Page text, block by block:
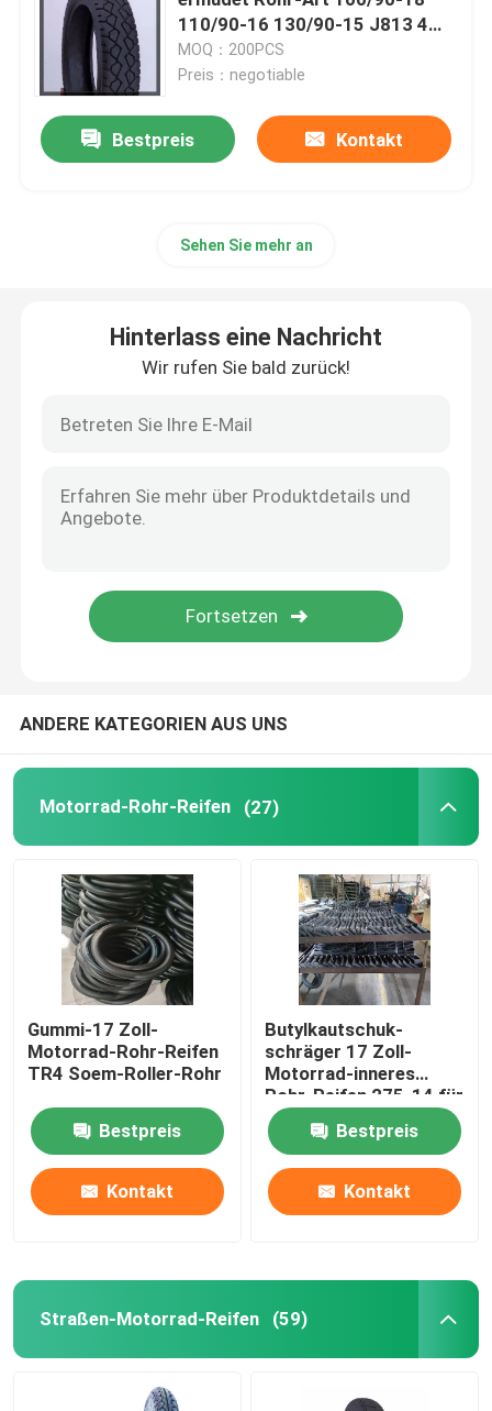
Off Road-Motorrad-Reifen
Dreiradreifen
Motorrad-inneres Rohr
110/90-16 130/90-15 J813 4
PAARE 6 PAARE TT/TL
Bundesrepublik
MOQ：200PCS
Preis：negotiable
Bestpreis Kontakt
Sehen Sie mehr an
Hinterlass eine Nachricht
Wir rufen Sie bald zurück!
ANDERE KATEGORIEN AUS UNS
Motorrad-Rohr-Reifen (27)
Gummi-17 Zoll-
Motorrad-Rohr-Reifen
TR4 Soem-Roller-Rohr
Bestpreis
Kontakt
Butylkautschuk-
schräger 17 Zoll-
Motorrad-inneres
Rohr-Reifen 275-14 für
Dreirad
Bestpreis
Kontakt
Straßen-Motorrad-Reifen (59)